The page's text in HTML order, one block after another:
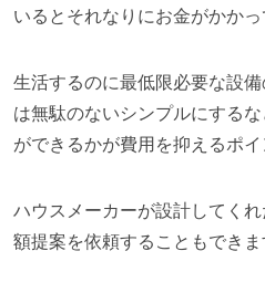
いるとそれなりにお金がかかっ
生活するのに最低限必要な設
は無駄のないシンプルにする
ができるかが費用を抑えるポイ
ハウスメーカーが設計してく
額提案を依頼することもできま